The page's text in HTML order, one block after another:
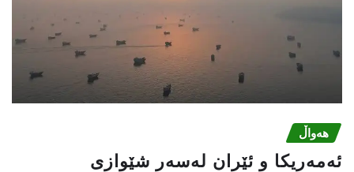
هەواڵ
ئەمەریكا و ئێران لەسەر شێوازی